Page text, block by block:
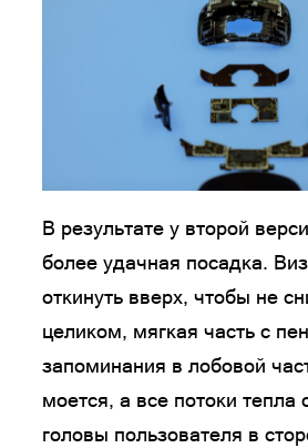
В результате у второй
более удачная посадка.
откинуть вверх, чтобы не
целиком, мягкая часть с
запоминания в лобовой
моется, а все потоки тепла
головы пользователя в